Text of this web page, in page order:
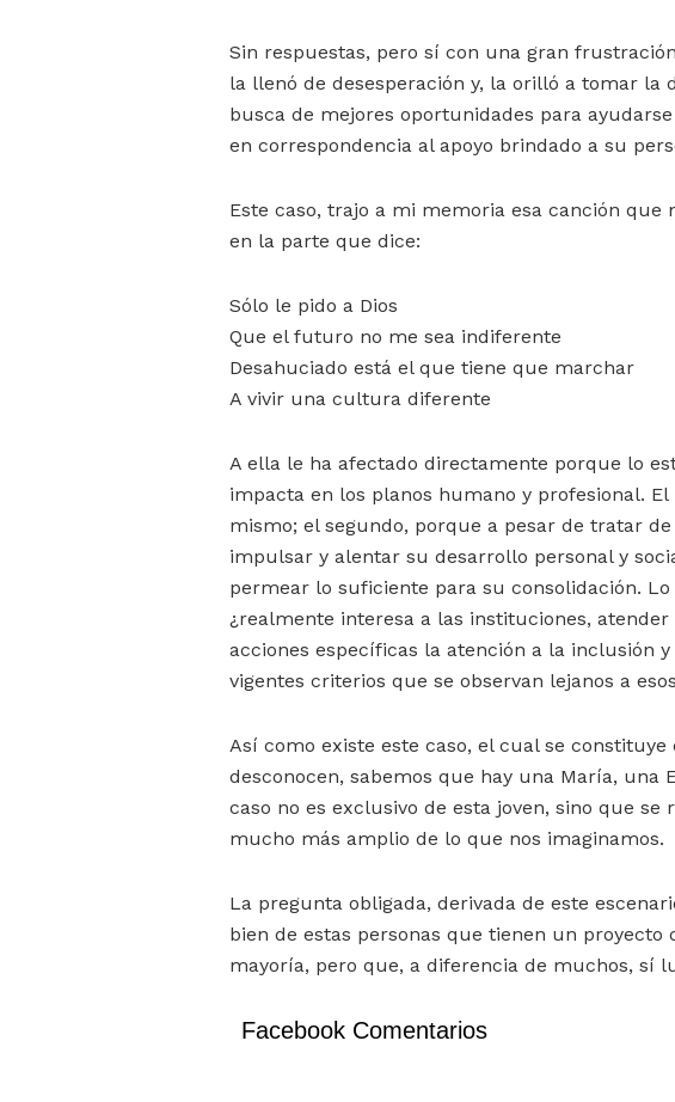
Sin respuestas, pero sí con una gran
la llenó de desesperación y, la orilló a tomar la
busca de mejores oportunidades para
en correspondencia al apoyo brindado a su
Este caso, trajo a mi memoria esa canción que
en la parte que dice:
Sólo le pido a Dios
Que el futuro no me sea indiferente
Desahuciado está el que tiene que marchar
A vivir una cultura diferente
A ella le ha afectado directamente porque lo
impacta en los planos humano y profesional.
mismo; el segundo, porque a pesar de tratar
impulsar y alentar su desarrollo personal y
permear lo suficiente para su consolidación.
¿realmente interesa a las instituciones,
acciones específicas la atención a la inclusión
vigentes criterios que se observan lejanos a
Así como existe este caso, el cual se
desconocen, sabemos que hay una María,
caso no es exclusivo de esta joven, sino que
mucho más amplio de lo que nos imaginamos.
La pregunta obligada, derivada de este
bien de estas personas que tienen un proyecto
mayoría, pero que, a diferencia de muchos, sí
Facebook Comentarios